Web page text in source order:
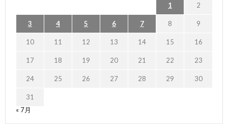
1 2
3 4 5 6 7 8 9
10 11 12 13 14 15 16
17 18 19 20 21 22 23
24 25 26 27 28 29 30
31
« 7月